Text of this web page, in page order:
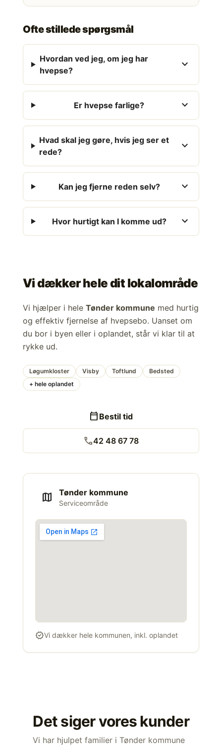
Ofte stillede spørgsmål
Hvordan ved jeg, om jeg har
hvepse?
expand_more
Er hvepse farlige? expand_more
Hvad skal jeg gøre, hvis jeg ser et
rede?
expand_more
Kan jeg fjerne reden selv? expand_more
Hvor hurtigt kan I komme ud? expand_more
Vi dækker hele dit lokalområde
Vi hjælper i hele Tønder kommune med hurtig
og effektiv fjernelse af hvepsebo. Uanset om
du bor i byen eller i oplandet, står vi klar til at
rykke ud.
Løgumkloster Visby Toftlund
Bedsted
+ hele oplandet
calendar_today Bestil tid
call42 48 67 78
map Tønder kommune
Serviceområde
verifiedVi dækker hele kommunen, inkl. oplandet
Det siger vores kunder
Vi har hjulpet familier i Tønder kommune